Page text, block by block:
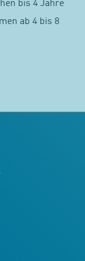
bis 4 Jahre
ab 4 bis 8